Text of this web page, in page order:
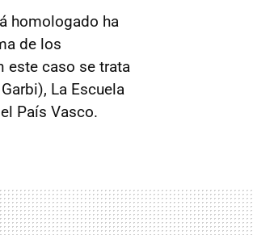
homologado ha
de los
este caso se trata
La Escuela
País Vasco.